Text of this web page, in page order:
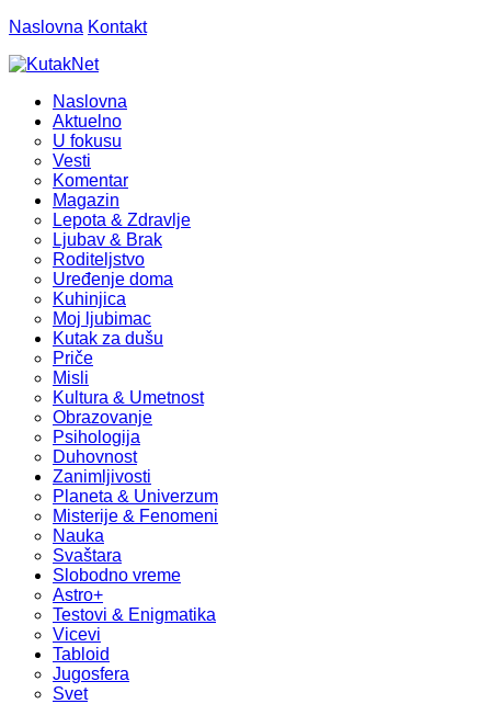
Naslovna Kontakt
Naslovna
Aktuelno
U fokusu
Vesti
Komentar
Magazin
Lepota & Zdravlje
Ljubav & Brak
Roditeljstvo
Uređenje doma
Kuhinjica
Moj ljubimac
Kutak za dušu
Priče
Misli
Kultura & Umetnost
Obrazovanje
Psihologija
Duhovnost
Zanimljivosti
Planeta & Univerzum
Misterije & Fenomeni
Nauka
Svaštara
Slobodno vreme
Astro+
Testovi & Enigmatika
Vicevi
Tabloid
Jugosfera
Svet